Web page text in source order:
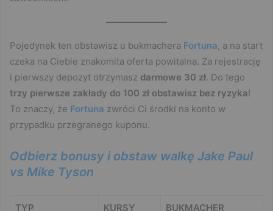
Pojedynek ten obstawisz u bukmachera Fortuna, a na start
czeka na Ciebie znakomita oferta powitalna. Za rejestrację
i pierwszy depozyt otrzymasz darmowe 30 zł. Do tego
trzy pierwsze zakłady do 100 zł obstawisz bez ryzyka!
To znaczy, że Fortuna zwróci Ci środki na konto w
przypadku przegranego kuponu.
Odbierz bonusy i obstaw walkę Jake Paul
vs Mike Tyson
TYP KURSY BUKMACHER